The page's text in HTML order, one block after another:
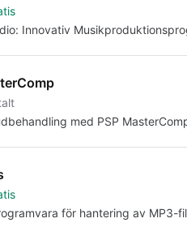
Innovativ
med PSP
för hantering av MP3-